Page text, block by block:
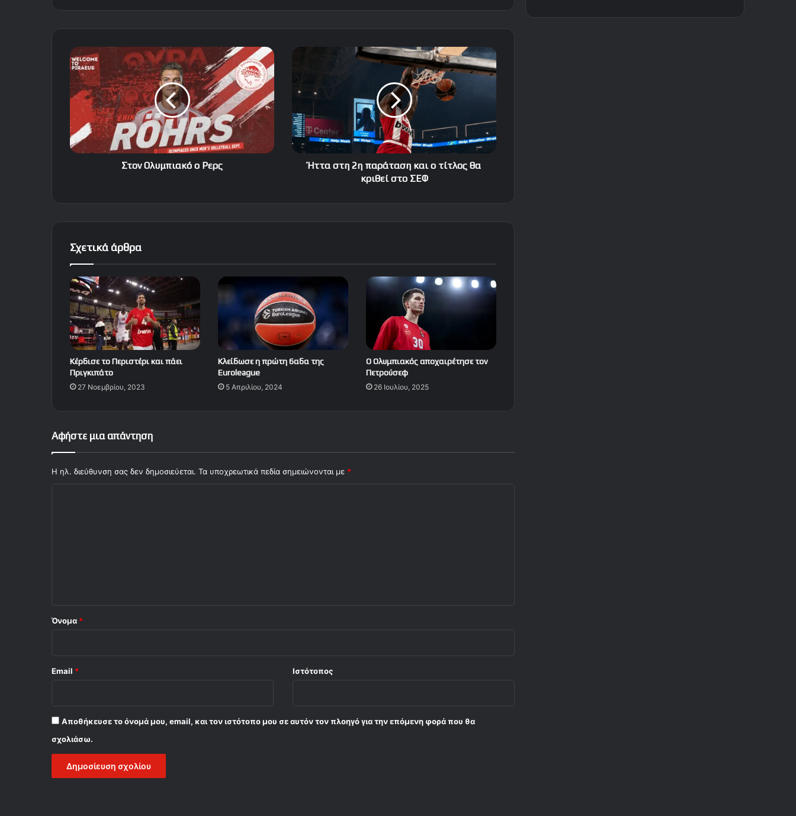
Στον
Ολυμπιακό
Ρερς
Στον Ολυμπιακό ο Ρερς
παράταση
ο
τίτλος
θα
κριθεί
Ήττα στη 2η παράταση και ο τίτλος θα
κριθεί στο ΣΕΦ
Σχετικά άρθρα
Κέρδισε το Περιστέρι και πάει
Πριγκιπάτο
27 Νοεμβρίου, 2023
Κλείδωσε η πρώτη 6αδα της
Euroleague
5 Απριλίου, 2024
Ο Ολυμπιακός αποχαιρέτησε τον
Πετρούσεφ
26 Ιουλίου, 2025
Αφήστε μια απάντηση
Η ηλ. διεύθυνση σας δεν δημοσιεύεται. Τα υποχρεωτικά πεδία σημειώνονται με *
Όνομα *
Email * Ιστότοπος
Αποθήκευσε το όνομά μου, email, και τον ιστότοπο μου σε αυτόν τον πλοηγό για την επόμενη φορά που θα
σχολιάσω.